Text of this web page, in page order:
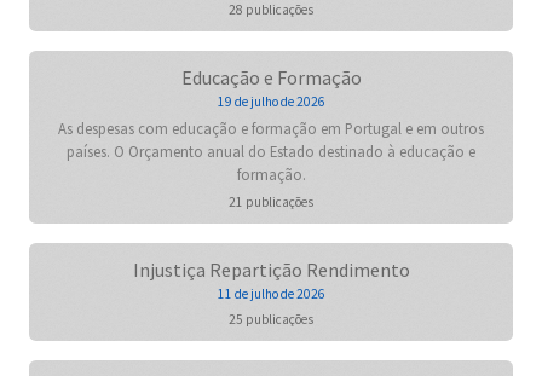
28 publicações
Educação e Formação
19 de julho de 2026
As despesas com educação e formação em Portugal e em outros
países. O Orçamento anual do Estado destinado à educação e
formação.
21 publicações
Injustiça Repartição Rendimento
11 de julho de 2026
25 publicações